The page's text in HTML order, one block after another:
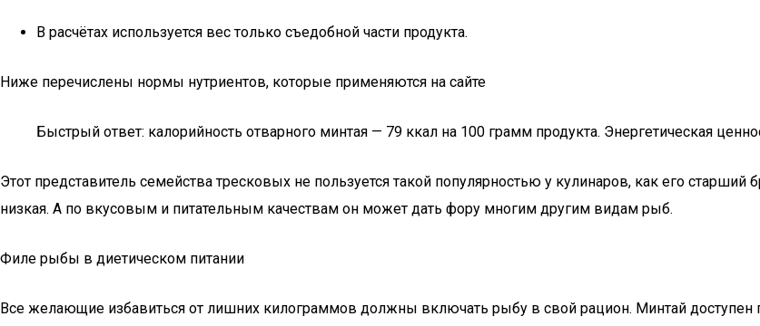
В расчётах используется вес только съедобной части продукта.
Ниже перечислены нормы нутриентов, которые применяются на сайте
Быстрый ответ: калорийность отварного минтая — 79 ккал на 100 грамм продукта. Энергетическая
Этот представитель семейства тресковых не пользуется такой популярностью у кулинаров, как его старший
низкая. А по вкусовым и питательным качествам он может дать фору многим другим видам рыб.
Филе рыбы в диетическом питании
Все желающие избавиться от лишних килограммов должны включать рыбу в свой рацион. Минтай доступен